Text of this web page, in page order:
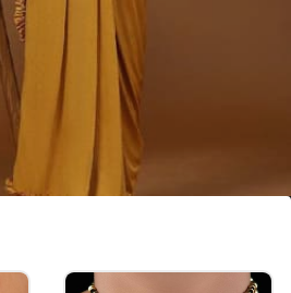
टू-वेअर साडी पारंपरिक आणि रॉयल